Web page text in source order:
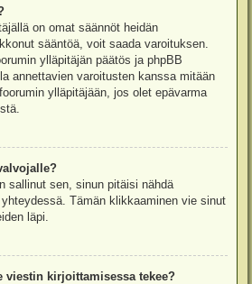
on omat säännöt heidän
sääntöä, voit saada varoituksen.
ylläpitäjän päätös ja phpBB
annettavien varoitusten kanssa mitään
ylläpitäjään, jos olet epävarma
sallinut sen, sinun pitäisi nähdä
Tämän klikkaaminen vie sinut
läpi.
viestin kirjoittamisessa tekee?